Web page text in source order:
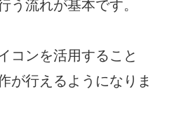
う流れが基本です。
コンを活用すること
が行えるようになりま